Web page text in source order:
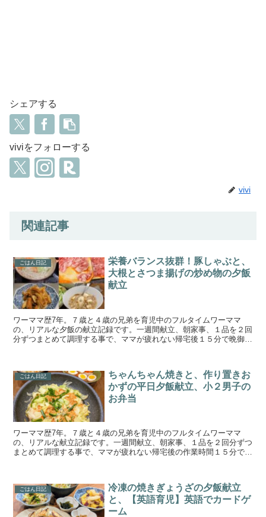
シェアする
viviをフォローする
vivi
関連記事
ごはん日記
栄養バランス抜群！豚しゃぶと、
大根とさつま揚げの炒め物の夕飯
献立
ワーママ歴7年。７歳と４歳の兄弟を育児中のフルタイムワーママ
の、リアルな夕飯の献立記録です。一週間献立、朝家事、１品を２回
分ずつまとめて調理する事で、ママが疲れない帰宅後１５分で晩御飯
ごはん日記
ちゃんちゃん焼きと、作り置きお
かずの平日夕飯献立、小２男子の
お弁当
ワーママ歴7年。７歳と４歳の兄弟を育児中のフルタイムワーママ
の、リアルな献立記録です。一週間献立、朝家事、１品を２回分ずつ
まとめて調理する事で、ママが疲れない帰宅後の作業時間１５分で晩
ごはん日記
冷凍の焼きぎょうざの夕飯献立
と、【英語育児】英語でカードゲ
ーム